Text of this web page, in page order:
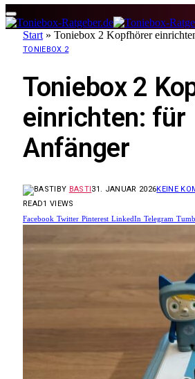
Start » Toniebox 2 Kopfhörer
TONIEBOX 2
Toniebox 2
einrichten: für
Anfänger
BY BASTI31. JANUAR 2026KEINE
READ1 VIEWS
Facebook Twitter Pinterest LinkedIn Telegram